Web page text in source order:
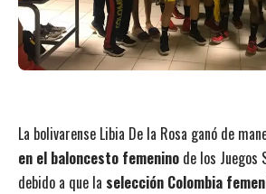
La bolivarense Libia De la Rosa ganó de
en el baloncesto femenino de los Juegos
debido a que la selección Colombia